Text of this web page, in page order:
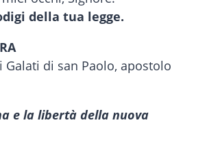
della tua legge.
Galati di san Paolo, apostolo
e la libertà della nuova